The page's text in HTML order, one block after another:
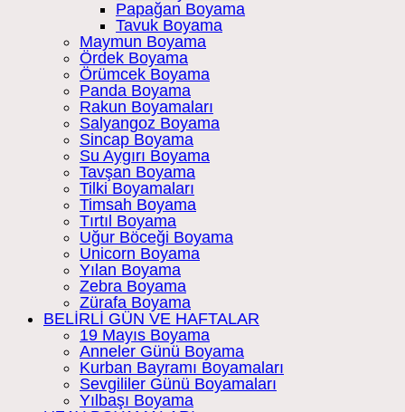
Papağan Boyama
Tavuk Boyama
Maymun Boyama
Ördek Boyama
Örümcek Boyama
Panda Boyama
Rakun Boyamaları
Salyangoz Boyama
Sincap Boyama
Su Aygırı Boyama
Tavşan Boyama
Tilki Boyamaları
Timsah Boyama
Tırtıl Boyama
Uğur Böceği Boyama
Unicorn Boyama
Yılan Boyama
Zebra Boyama
Zürafa Boyama
BELİRLİ GÜN VE HAFTALAR
19 Mayıs Boyama
Anneler Günü Boyama
Kurban Bayramı Boyamaları
Sevgililer Günü Boyamaları
Yılbaşı Boyama